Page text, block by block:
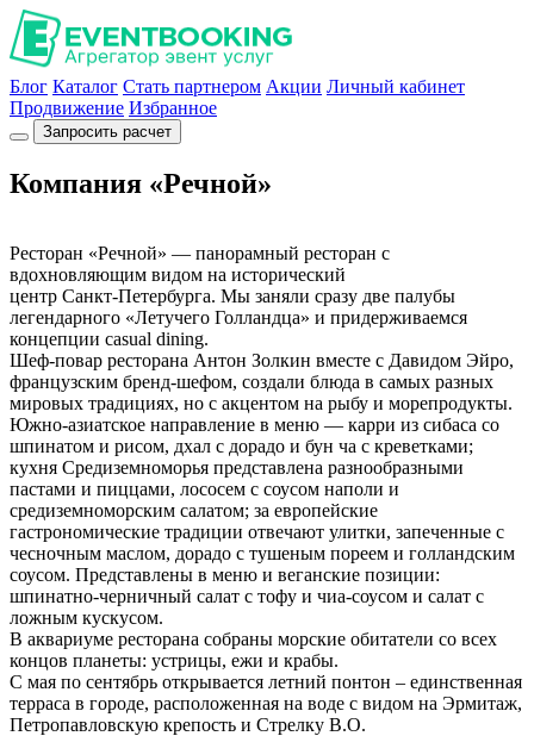
Блог Каталог Стать партнером Акции Личный кабинет
Продвижение Избранное
Запросить расчет
Компания «Речной»
Ресторан «Речной» — панорамный ресторан с
вдохновляющим видом на исторический
центр Санкт-Петербурга. Мы заняли сразу две палубы
легендарного «Летучего Голландца» и придерживаемся
концепции casual dining.
Шеф-повар ресторана Антон Золкин вместе с Давидом Эйро,
французским бренд-шефом, создали блюда в самых разных
мировых традициях, но с акцентом на рыбу и морепродукты.
Южно-азиатское направление в меню — карри из сибаса со
шпинатом и рисом, дхал с дорадо и бун ча с креветками;
кухня Средиземноморья представлена разнообразными
пастами и пиццами, лососем с соусом наполи и
средиземноморским салатом; за европейские
гастрономические традиции отвечают улитки, запеченные с
чесночным маслом, дорадо с тушеным пореем и голландским
соусом. Представлены в меню и веганские позиции:
шпинатно-черничный салат с тофу и чиа-соусом и салат с
ложным кускусом.
В аквариуме ресторана собраны морские обитатели со всех
концов планеты: устрицы, ежи и крабы.
С мая по сентябрь открывается летний понтон – единственная
терраса в городе, расположенная на воде с видом на Эрмитаж,
Петропавловскую крепость и Стрелку В.О.